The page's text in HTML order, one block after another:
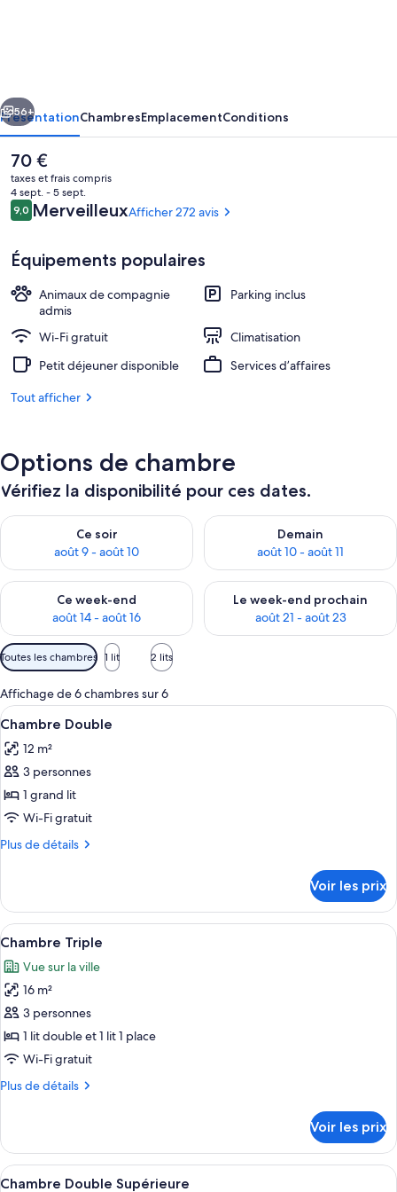
Sur
Lot
Petit déjeuner buffet servi tous les
Suivant
56+
PrésentationChambresEmplacementConditions
Le
prix
actuel
est
de
70 €
taxes et frais compris
4 sept. - 5 sept.
Avis
voyageurs
9,09,0 sur 10
MerveilleuxAfficher 272 avis
Équipements populaires
Animaux de compagnie
admis
Parking inclus
Wi-Fi gratuit
Climatisation
Petit déjeuner disponible
Services d’affaires
Tout afficher
Options de chambre
Vérifiez la disponibilité pour ces dates.
Ce soir
août 9 - août 10
Vérifier la disponibilité pour ce soir août 9 - août 10
Demain
août 10 - août 11
Vérifier la disponibilité pour
Ce week-end
août 14 - août 16
Vérifier la disponibilité pour ce week-end août 14 - août 16
Le week-end prochain
août 21 - août 23
Vérifier la disponibilité pour
Filtres
disponibles
pour
les
chambres
Toutes les chambres 1 lit 2 lits
Affichage de 6 chambres sur 6
Afficher
toutes
les
photos
pour
ce
type
Chambre
Double
Une chambre d’hôtel avec un lit,
9
Chambre Double
12 m²
3 personnes
1 grand lit
Wi-Fi gratuit
Plus de détails
Plus
le
type
de
Chambre
Double
Voir les prix
Afficher
toutes
les
photos
pour
ce
type
chambre :
Une chambre d’hôtel avec deux lits,
11
Chambre Triple
Vue sur la ville
16 m²
3 personnes
1 lit double et 1 lit 1 place
Wi-Fi gratuit
Plus de détails
Plus
le
type
de
Voir les prix
Afficher
Un lit bien fait, recouvert d’une
8
Chambre Double Supérieure